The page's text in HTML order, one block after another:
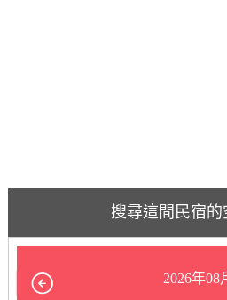
搜尋這間民宿的
2026年08